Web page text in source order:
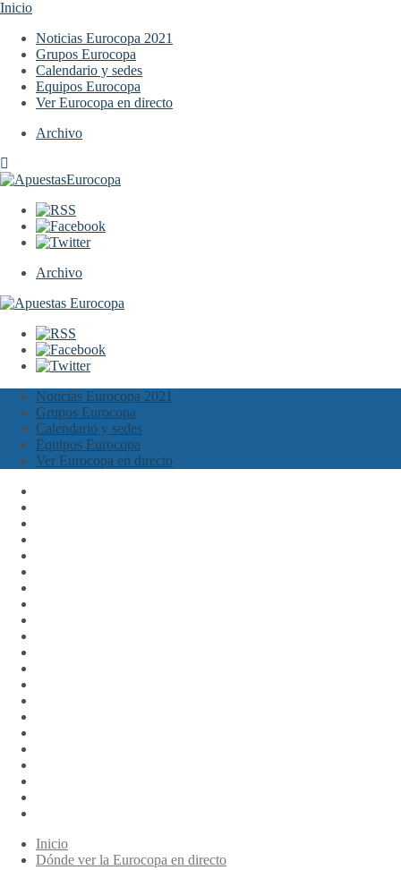
Inicio
Noticias Eurocopa 2021
Grupos Eurocopa
Calendario y sedes
Equipos Eurocopa
Ver Eurocopa en directo
Archivo
Archivo
Noticias Eurocopa 2021
Grupos Eurocopa
Calendario y sedes
Equipos Eurocopa
Ver Eurocopa en directo
Inicio
Dónde ver la Eurocopa en directo